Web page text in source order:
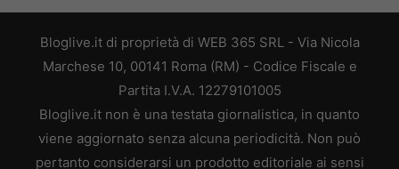
Bloglive.it di proprietà di WEB 365 SRL - Via Nicola
Marchese 10, 00141 Roma (RM) - Codice Fiscale e
Partita I.V.A. 12279101005
Bloglive.it non è una testata giornalistica, in quanto
viene aggiornato senza alcuna periodicità. Non può
pertanto considerarsi un prodotto editoriale ai sensi